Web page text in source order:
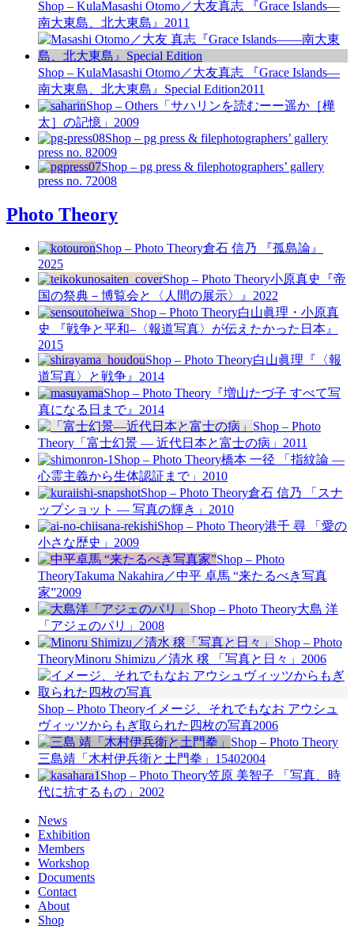
Shop – KulaMasashi Otomo／大友真志 『Grace Islands—
南大東島、北大東島』 2011
Shop – KulaMasashi Otomo／大友真志 『Grace Islands—
南大東島、北大東島』Special Edition2011
Shop – Others 「サハリンを読むーー遥か［樺
太］の記憶」 2009
Shop – pg press & filephotographers’ gallery
press no. 82009
Shop – pg press & filephotographers’ gallery
press no. 72008
Photo Theory
Shop – Photo Theory倉石 信乃 『孤島論』
2025
Shop – Photo Theory小原真史『帝
国の祭典－博覧会と〈人間の展示〉』 2022
Shop – Photo Theory白山眞理・小原真
史 『戦争と平和–〈報道写真〉が伝えたかった日本』
2015
Shop – Photo Theory白山眞理『〈報
道写真〉と戦争』 2014
Shop – Photo Theory 『増山たづ子 すべて写
真になる日まで』 2014
Shop – Photo
Theory 「富士幻景 — 近代日本と富士の病」 2011
Shop – Photo Theory橋本 一径 「指紋論 —
心霊主義から生体認証まで」 2010
Shop – Photo Theory倉石 信乃 「スナ
ップショット — 写真の輝き」 2010
Shop – Photo Theory港千 尋 「愛の
小さな歴史」 2009
Shop – Photo
TheoryTakuma Nakahira／中平 卓馬 “来たるべき写真
家”2009
Shop – Photo Theory大島 洋
「アジェのパリ」 2008
Shop – Photo
TheoryMinoru Shimizu／清水 穣 「写真と日々」 2006
Shop – Photo Theoryイメージ、それでもなお アウシュ
ヴィッツからもぎ取られた四枚の写真2006
Shop – Photo Theory
三島靖「木村伊兵衛と土門拳」15402004
Shop – Photo Theory笠原 美智子 「写真、時
代に抗するもの」 2002
News
Exhibition
Members
Workshop
Documents
Contact
About
Shop